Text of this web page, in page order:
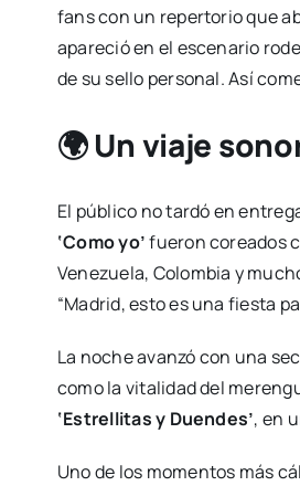
fans con un repertorio que
apareció en el escenario
de su sello personal. Así
🌍 Un viaje
El público no tardó en
‘Como yo’fueron coreados
Venezuela, Colombia y
“Madrid, esto es una fiesta
La noche avanzó con una
como la vitalidad del
‘Estrellitas y Duendes’, en
Uno de los momentos más